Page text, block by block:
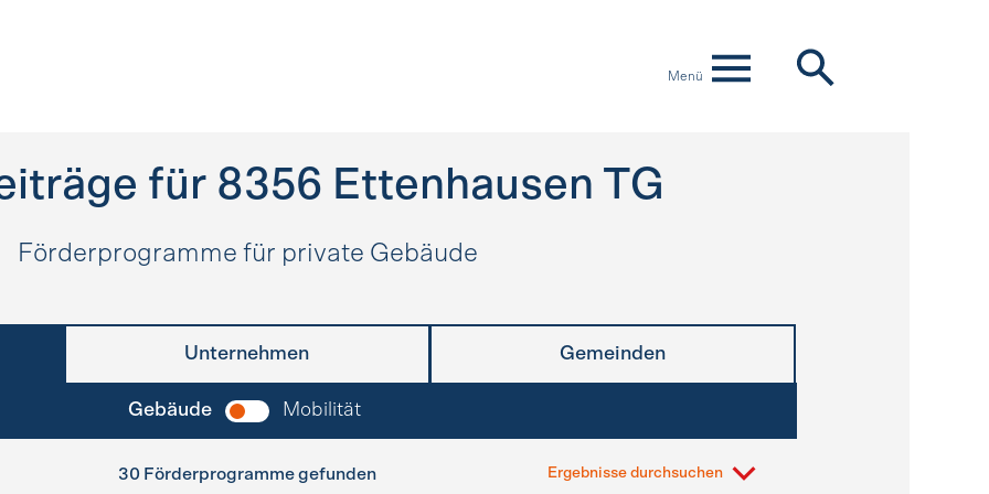
Menü
für 8356 Ettenhausen TG
Förderprogramme für private Gebäude
Unternehmen Gemeinden
Gebäude Mobilität
30 Förderprogramme gefunden Ergebnisse durchsuchen